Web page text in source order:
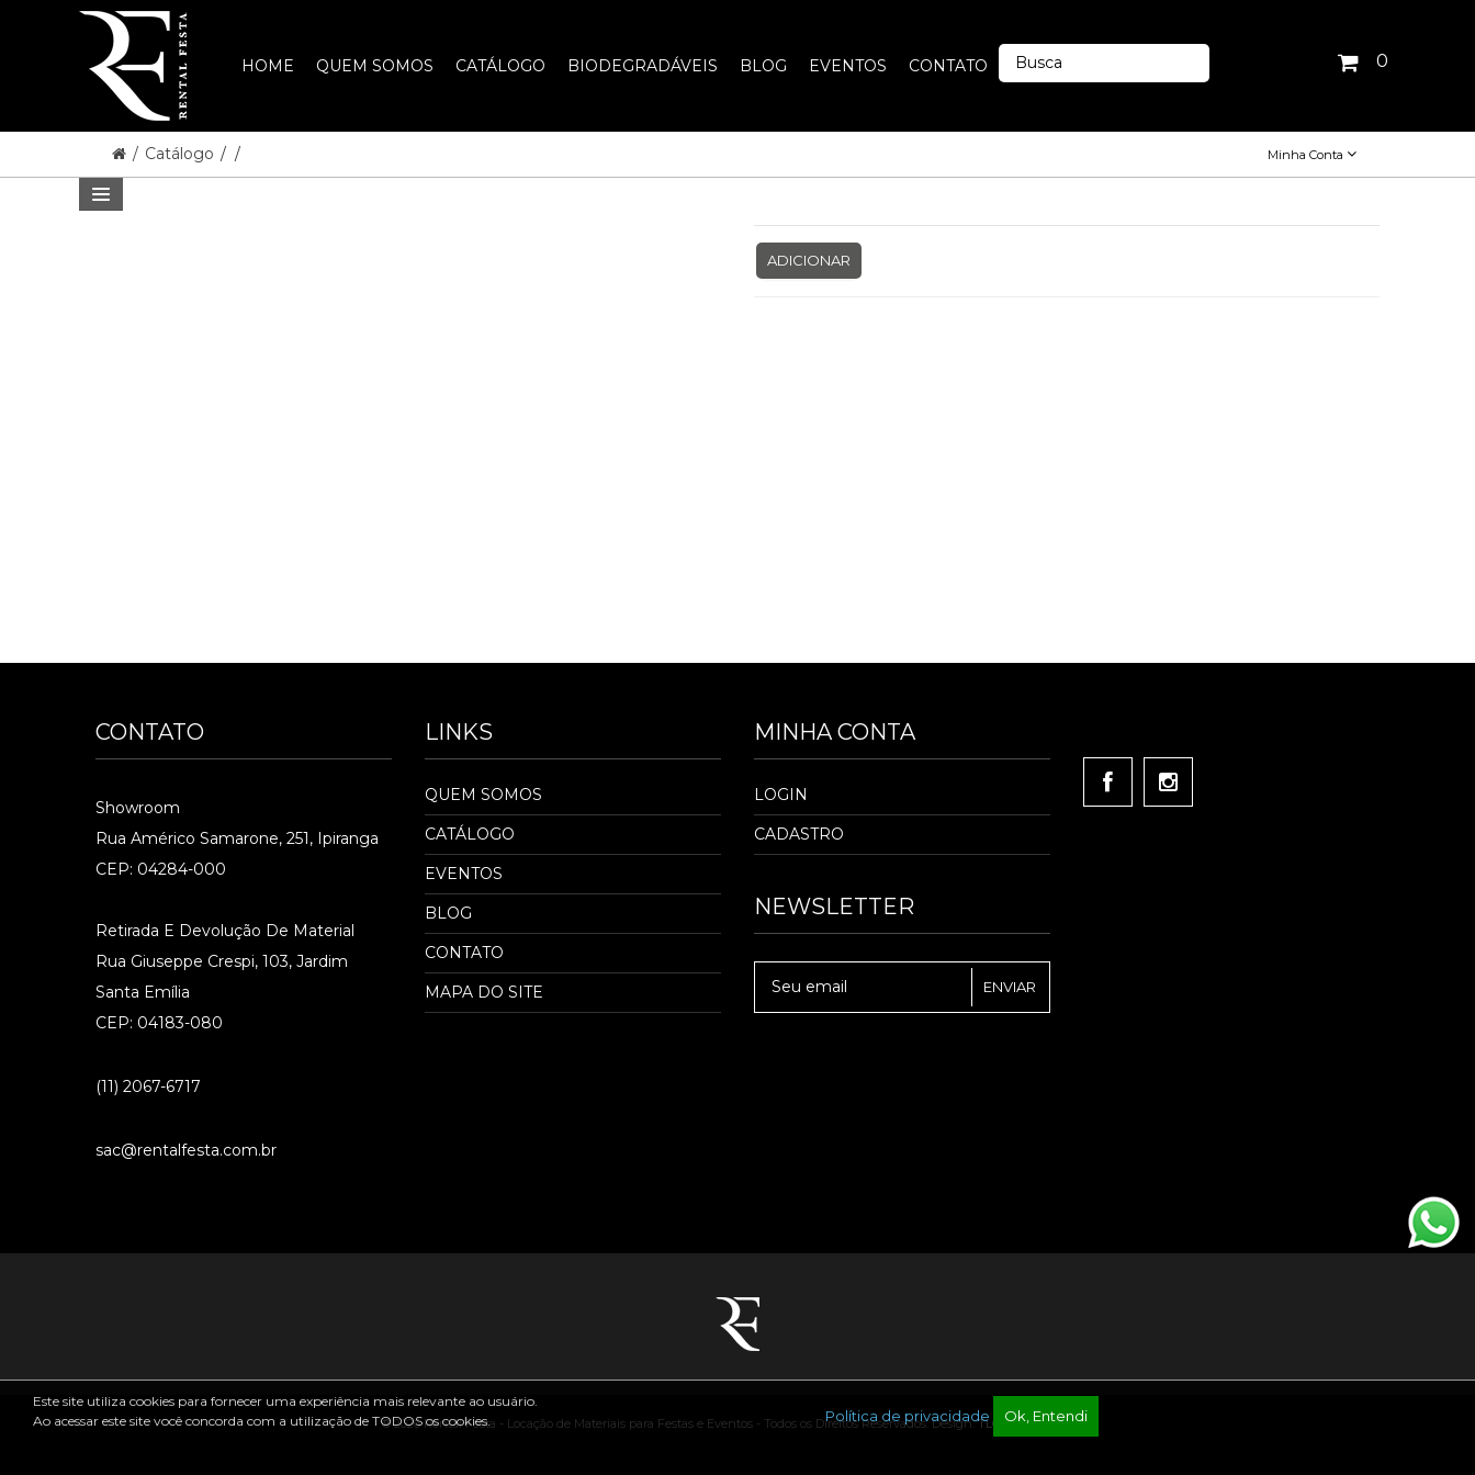
HOME QUEM SOMOS CATÁLOGO BIODEGRADÁVEIS BLOG EVENTOS CONTATO 0
/ Catálogo / / Minha Conta
ADICIONAR
CONTATO
Showroom
Rua Américo Samarone, 251, Ipiranga
CEP: 04284-000
Retirada E Devolução De Material
Rua Giuseppe Crespi, 103, Jardim
Santa Emília
CEP: 04183-080
(11) 2067-6717
sac@rentalfesta.com.br
LINKS
QUEM SOMOS
CATÁLOGO
EVENTOS
BLOG
CONTATO
MAPA DO SITE
MINHA CONTA
LOGIN
CADASTRO
NEWSLETTER
® 2026 Rental Festa - Locação de Materiais para Festas e Eventos - Todos os Direitos Reservados. Design:TLG Agência Digital
Este site utiliza cookies para fornecer uma experiência mais relevante ao usuário.
Ao acessar este site você concorda com a utilização de TODOS os cookies.
Política de privacidade Ok, Entendi